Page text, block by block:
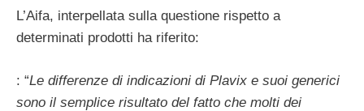
L’Aifa, interpellata sulla questione rispetto a
determinati prodotti ha riferito:
: “Le differenze di indicazioni di Plavix e suoi generici
sono il semplice risultato del fatto che molti dei